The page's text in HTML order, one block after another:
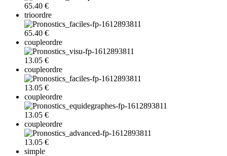
65.40 €
trioordre
65.40 €
coupleordre
13.05 €
coupleordre
13.05 €
coupleordre
13.05 €
coupleordre
13.05 €
simple